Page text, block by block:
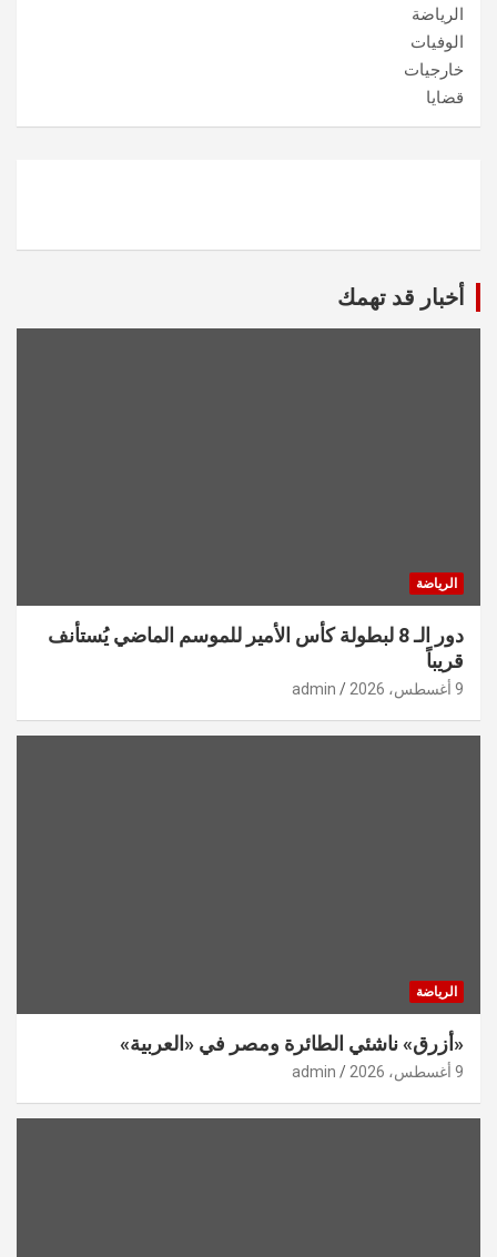
الرياضة
الوفيات
خارجيات
قضايا
أخبار قد تهمك
الرياضة
دور الـ 8 لبطولة كأس الأمير للموسم الماضي يُستأنف
قريباً
9 أغسطس، 2026 admin
الرياضة
«أزرق» ناشئي الطائرة ومصر في «العربية»
9 أغسطس، 2026 admin